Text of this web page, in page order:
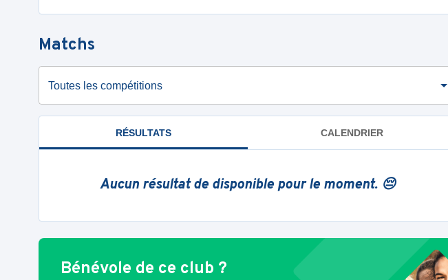
Matchs
Toutes les compétitions
RÉSULTATS CALENDRIER
Aucun résultat de disponible pour le moment. 😔
Bénévole de ce club ?